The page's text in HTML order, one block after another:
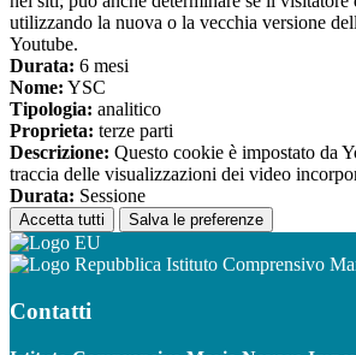
utilizzando la nuova o la vecchia versione
Youtube.
Durata: 6 mesi
Nome: YSC
Tipologia: analitico
Proprieta: terze parti
Descrizione: Questo cookie è impostato da
traccia delle visualizzazioni dei video
Durata: Sessione
Accetta tutti Salva le preferenze
Istituto Comprensivo
Contatti